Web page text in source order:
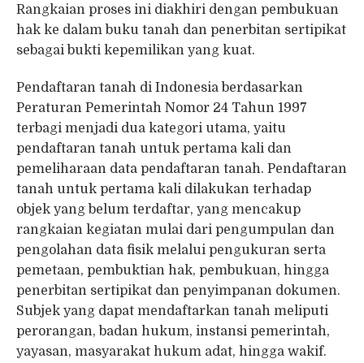
Rangkaian proses ini diakhiri dengan pembukuan
hak ke dalam buku tanah dan penerbitan sertipikat
sebagai bukti kepemilikan yang kuat.
Pendaftaran tanah di Indonesia berdasarkan
Peraturan Pemerintah Nomor 24 Tahun 1997
terbagi menjadi dua kategori utama, yaitu
pendaftaran tanah untuk pertama kali dan
pemeliharaan data pendaftaran tanah. Pendaftaran
tanah untuk pertama kali dilakukan terhadap
objek yang belum terdaftar, yang mencakup
rangkaian kegiatan mulai dari pengumpulan dan
pengolahan data fisik melalui pengukuran serta
pemetaan, pembuktian hak, pembukuan, hingga
penerbitan sertipikat dan penyimpanan dokumen.
Subjek yang dapat mendaftarkan tanah meliputi
perorangan, badan hukum, instansi pemerintah,
yayasan, masyarakat hukum adat, hingga wakif.